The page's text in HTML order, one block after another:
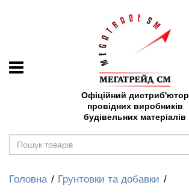
Офіційний дистриб'ютор
провідних виробників
будівельних матеріалів
Головна Грунтовки та добавки